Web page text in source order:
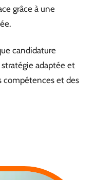
grâce à une
candidature
adaptée et
compétences et des